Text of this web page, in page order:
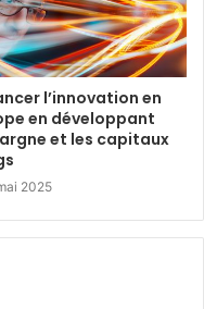
l’innovation en
en développant
et les capitaux
2025